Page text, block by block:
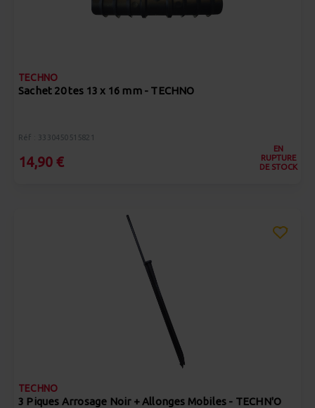
TECHNO
Sachet 20 tes 13 x 16 mm - TECHNO
Réf : 3330450515821
14,90 €
EN
RUPTURE
DE STOCK
TECHNO
3 Piques Arrosage Noir + Allonges Mobiles - TECHN'O